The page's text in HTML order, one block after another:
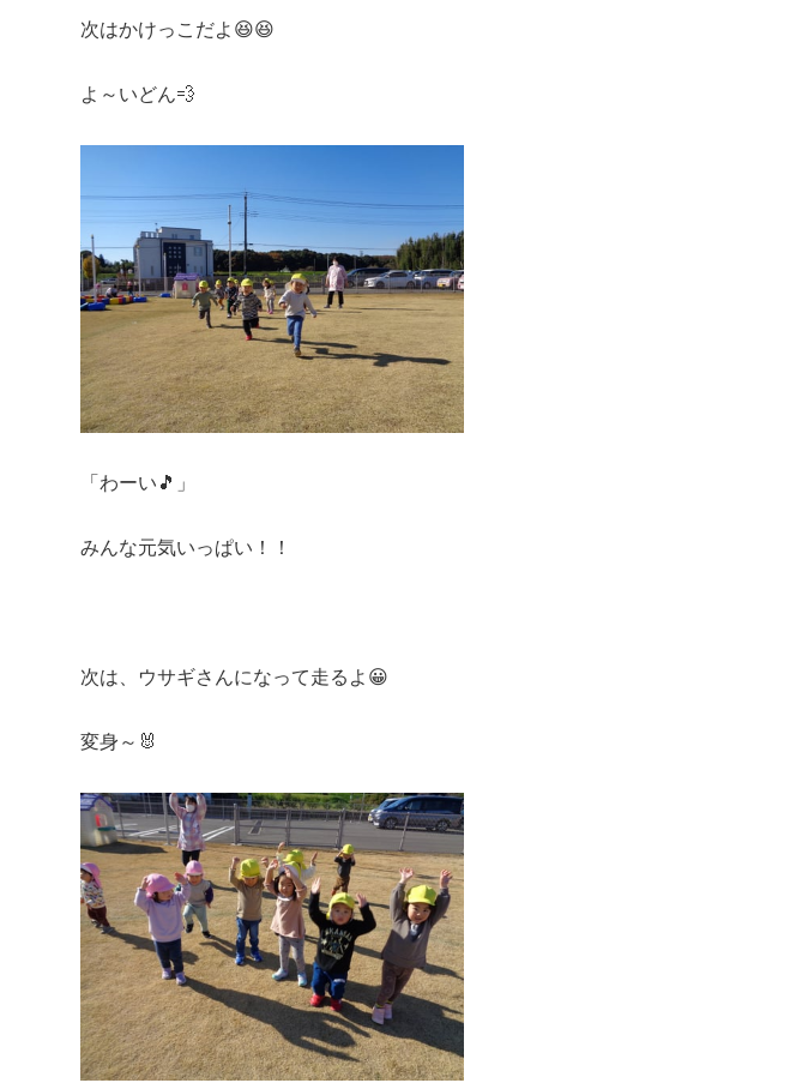
次はかけっこだよ😆😆
よ～いどん💨
「わーい🎵」
みんな元気いっぱい！！
次は、ウサギさんになって走るよ😀
変身～🐰